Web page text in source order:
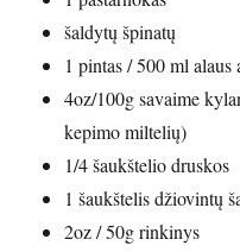
šaldytų špinatų
1 pintas / 500 ml
4oz/100g savaime
kepimo miltelių)
1/4 šaukštelio druskos
1 šaukštelis džiovintų
2oz / 50g rinkinys